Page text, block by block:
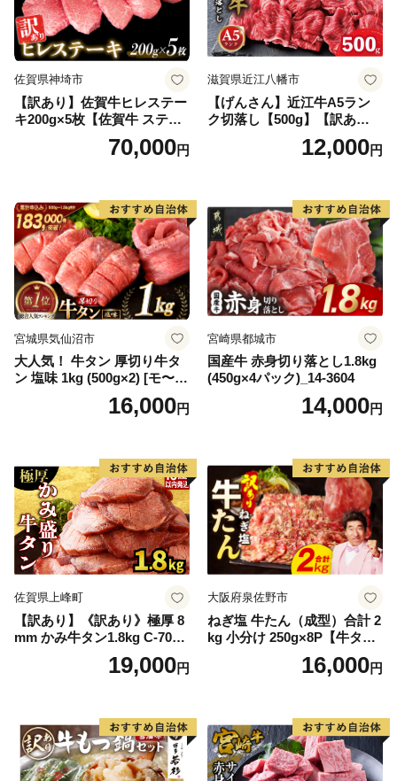
佐賀県神埼市
【訳あり】佐賀牛ヒレステー
キ200g×5枚【佐賀牛 ステー
キ ブランド肉 ヒレ肉 フィレ
肉 ジューシー ヘルシー】(H0
70,000円
滋賀県近江八幡市
【げんさん】近江牛A5ラン
ク切落し【500g】【訳あり】
12,000円
宮城県気仙沼市
大人気！ 牛タン 厚切り牛タ
ン 塩味 1kg (500g×2) [モ〜ラ
ンド 宮城県 気仙沼市 205646
60] 肉 牛肉 精肉 牛たん 牛タ
16,000円
宮崎県都城市
国産牛 赤身切り落とし1.8kg
(450g×4パック)_14-3604
14,000円
佐賀県上峰町
【訳あり】《訳あり》極厚 8
mm かみ牛タン1.8kg C-709-
19,000円
大阪府泉佐野市
ねぎ塩 牛たん（成型）合計 2
kg 小分け 250g×8P【牛タン
牛肉 焼肉用 薄切り 訳あり サ
16,000円